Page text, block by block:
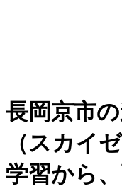
長岡京市
（スカイ
学習から